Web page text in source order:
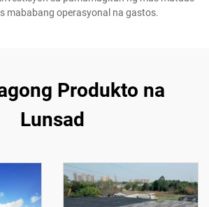
mababang operasyonal na gastos.
Produkto na
Lunsad